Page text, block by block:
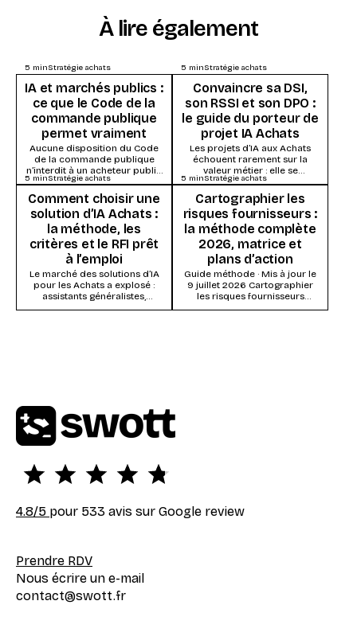
À lire également
5 minStratégie achats
IA et marchés publics :
ce que le Code de la
commande publique
permet vraiment
Aucune disposition du Code
de la commande publique
n’interdit à un acheteur public
d’utiliser l’intelligence
artificielle. Ce qui s’impose,
ce...
5 minStratégie achats
Convaincre sa DSI,
son RSSI et son DPO :
le guide du porteur de
projet IA Achats
Les projets d’IA aux Achats
échouent rarement sur la
valeur métier : elle se
démontre vite. Ils s’enlisent
dans la...
5 minStratégie achats
Comment choisir une
solution d’IA Achats :
la méthode, les
critères et le RFI prêt
à l’emploi
Le marché des solutions d’IA
pour les Achats a explosé :
assistants généralistes,
modules IA des suites Source-
5 minStratégie achats
Cartographier les
risques fournisseurs :
la méthode complète
2026, matrice et
plans d’action
Guide méthode · Mis à jour le
9 juillet 2026 Cartographier
les risques fournisseurs
consiste à évaluer chaque
4.8/5 pour 533 avis sur Google review
Prendre RDV
Nous écrire un e-mail
contact@swott.fr